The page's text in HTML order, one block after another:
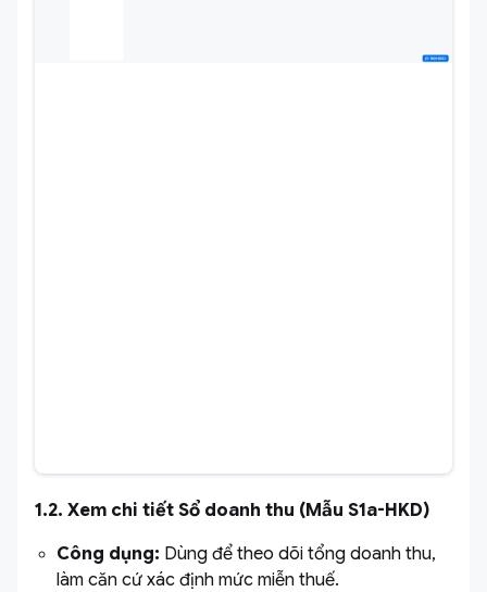
1.2. Xem chi tiết Sổ doanh thu (Mẫu S1a-HKD)
Công dụng: Dùng để theo dõi tổng doanh thu,
làm căn cứ xác định mức miễn thuế.